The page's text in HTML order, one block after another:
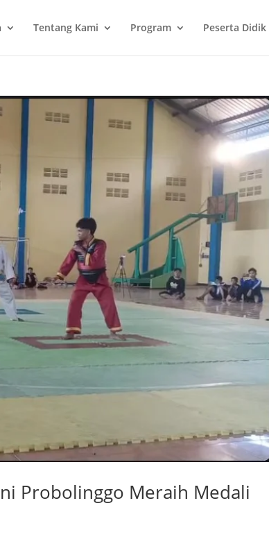
Tentang Kami Program Peserta Didik
Probolinggo Meraih Medali